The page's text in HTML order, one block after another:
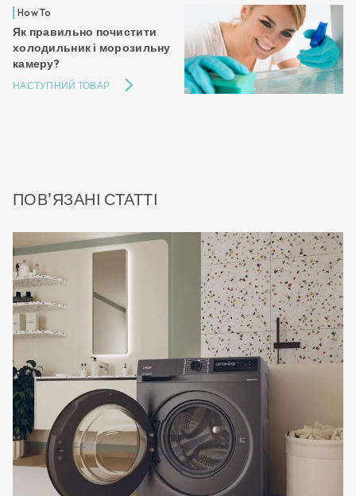
ПОВ'ЯЗАНІ СТАТТІ
How To
Як правильно почистити
холодильник і морозильну
камеру?
НАСТУПНИЙ ТОВАР